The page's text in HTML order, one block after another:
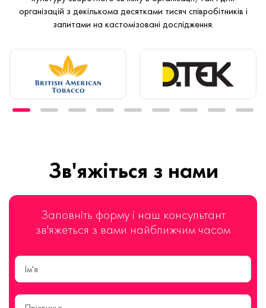
організацій з декількома десятками тисяч співробітників і
запитами на кастомізовані дослідження.
Зв'яжіться з нами
Заповніть форму і наш консультант
зв'яжеться з вами найближчим часом